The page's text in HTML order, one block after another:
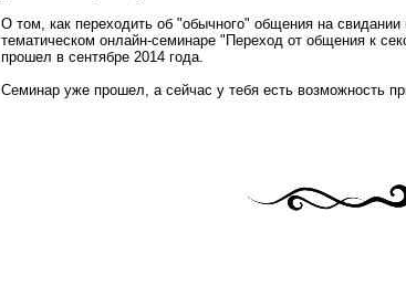
О том, как переходить об "обычного" общения на
тематическом онлайн-семинаре "Переход от общения к
прошел в сентябре 2014 года.
Семинар уже прошел, а сейчас у тебя есть возможность